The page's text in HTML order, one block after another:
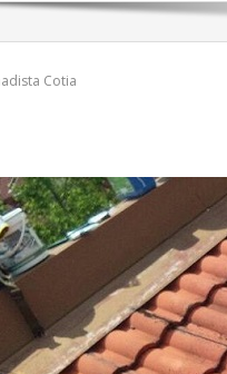
Cotia